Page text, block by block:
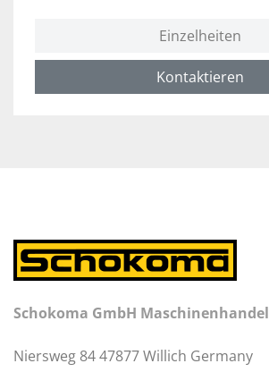
Einzelheiten
Kontaktieren
Schokoma GmbH Maschinenhandel
Niersweg 84 47877 Willich Germany